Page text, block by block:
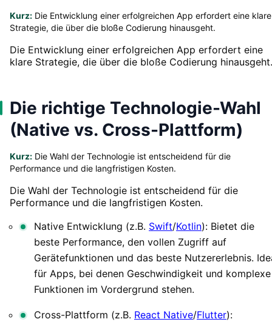
Kurz: Die Entwicklung einer erfolgreichen App erfordert eine klare
Strategie, die über die bloße Codierung hinausgeht.
Die Entwicklung einer erfolgreichen App erfordert eine
klare Strategie, die über die bloße Codierung hinausgeht.
Die richtige Technologie-Wahl
(Native vs. Cross-Plattform)
Kurz: Die Wahl der Technologie ist entscheidend für die
Performance und die langfristigen Kosten.
Die Wahl der Technologie ist entscheidend für die
Performance und die langfristigen Kosten.
Native Entwicklung (z.B. Swift/Kotlin): Bietet die
beste Performance, den vollen Zugriff auf
Gerätefunktionen und das beste Nutzererlebnis.
für Apps, bei denen Geschwindigkeit und komplexe
Funktionen im Vordergrund stehen.
Cross-Plattform (z.B. React Native/Flutter):